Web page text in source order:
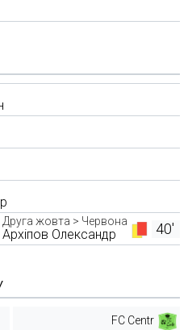
40'
Друга жовта > Червона
Архіпов Олександр
FC Centr